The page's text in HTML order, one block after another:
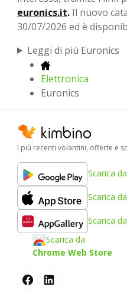
euronics.it. Il nuovo
30/07/2026 ed è
Leggi di più Euronics
Elettronica
Euronics
I più recenti volantini, offerte e
Scarica da
Scarica da
Scarica da
Scarica da
Chrome Web Store